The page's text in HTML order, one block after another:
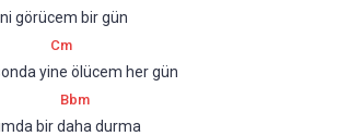
görücem bir gün
Cm
yine ölücem her gün
Bbm
bir daha durma